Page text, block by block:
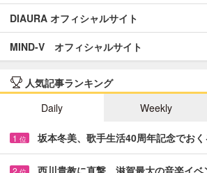
DIAURA オフィシャルサイト
MIND-V オフィシャルサイト
人気記事ランキング
Daily
Weekly
1 位 坂本冬美、歌手生活40周年記念でお
2 西川貴教に直撃、滋賀最大の音楽イ